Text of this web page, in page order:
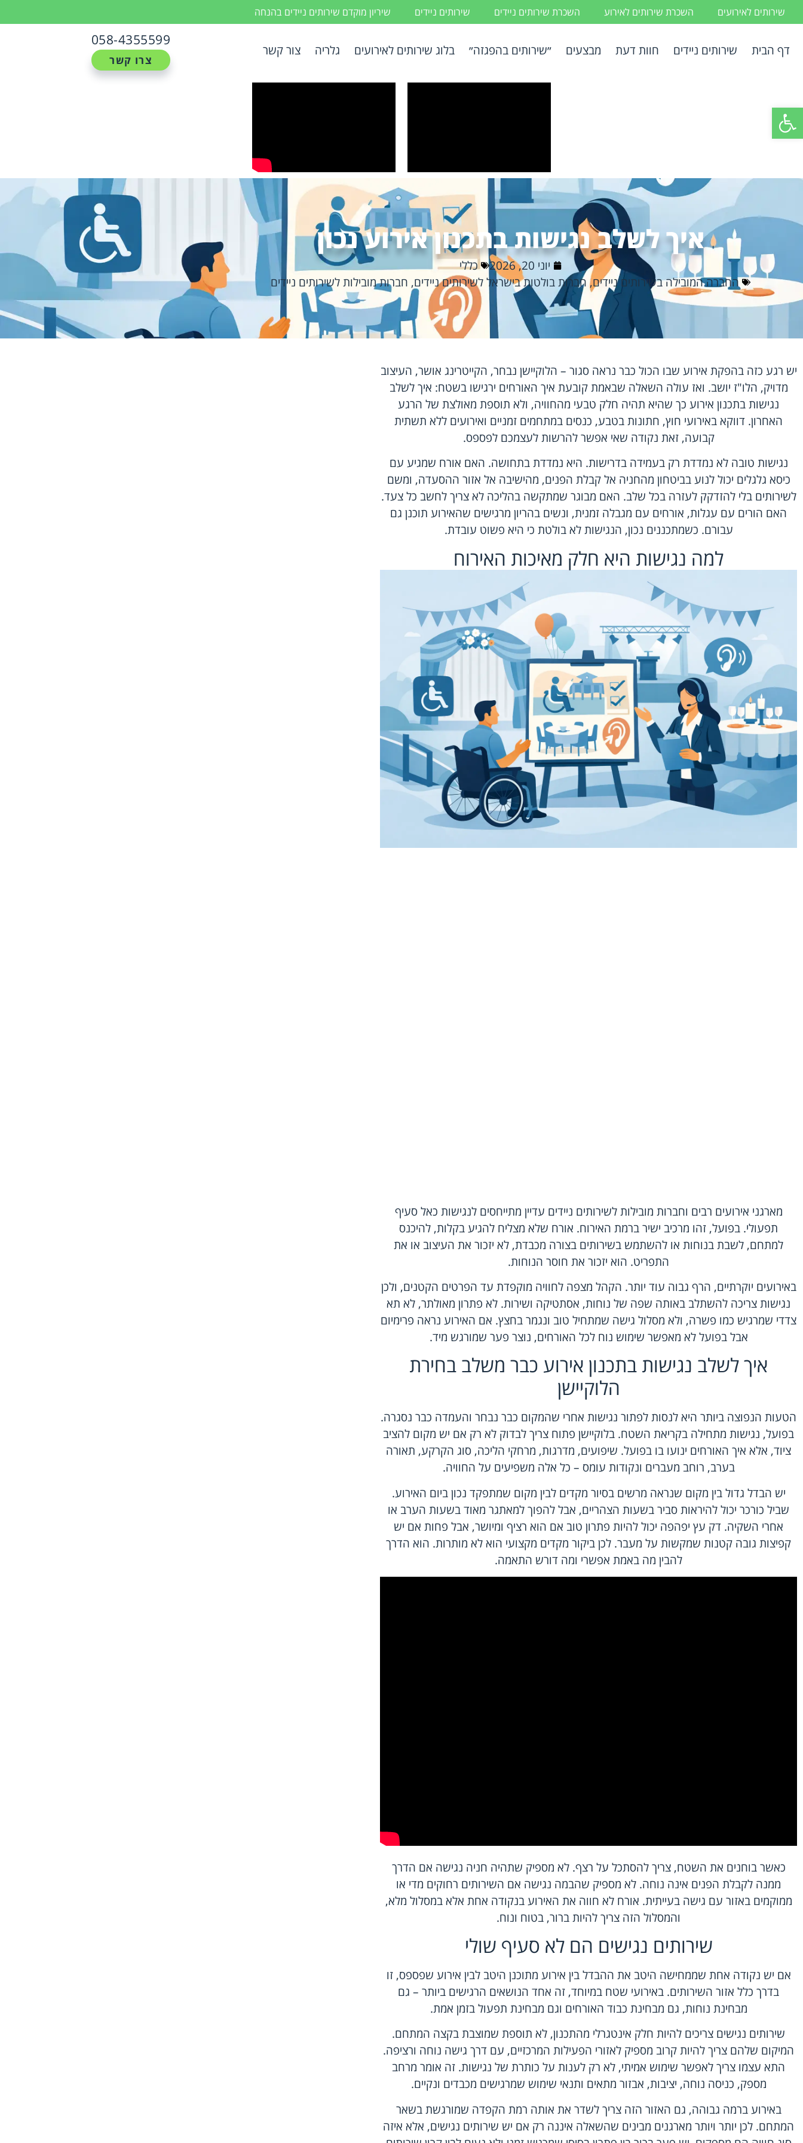
פתח סרגל נגישות
שירותים לאירועים השכרת שירותים לאירוע השכרת שירותים ניידים שירותים ניידים שיריון מוקדם שירותים ניידים בהנחה
דף הבית שירותים ניידים חוות דעת מבצעים ״שירותים בהפגזה״ בלוג שירותים לאירועים גלריה צור קשר
058-4355599
צרו קשר
איך לשלב נגישות בתכנון אירוע נכון
יוני 20, 2026
כללי
החברה המובילה בשירותים ניידים, חברות בולטות בישראל לשירותים ניידים, חברות מובילות לשירותים ניידים
יש רגע כזה בהפקת אירוע שבו הכול כבר נראה סגור – הלוקיישן נבחר, הקייטרינג אושר, העיצוב
מדויק, הלו"ז יושב. ואז עולה השאלה שבאמת קובעת איך האורחים ירגישו בשטח: איך לשלב
נגישות בתכנון אירוע כך שהיא תהיה חלק טבעי מהחוויה, ולא תוספת מאולצת של הרגע
האחרון. דווקא באירועי חוץ, חתונות בטבע, כנסים במתחמים זמניים ואירועים ללא תשתית
קבועה, זאת נקודה שאי אפשר להרשות לעצמכם לפספס.
נגישות טובה לא נמדדת רק בעמידה בדרישות. היא נמדדת בתחושה. האם אורח שמגיע עם
כיסא גלגלים יכול לנוע בביטחון מהחניה אל קבלת הפנים, מהישיבה אל אזור ההסעדה, ומשם
לשירותים בלי להזדקק לעזרה בכל שלב. האם מבוגר שמתקשה בהליכה לא צריך לחשב כל צעד.
האם הורים עם עגלות, אורחים עם מגבלה זמנית, ונשים בהריון מרגישים שהאירוע תוכנן גם
עבורם. כשמתכננים נכון, הנגישות לא בולטת כי היא פשוט עובדת.
למה נגישות היא חלק מאיכות האירוח
מארגני אירועים רבים וחברות מובילות לשירותים ניידים עדיין מתייחסים לנגישות כאל סעיף
תפעולי. בפועל, זהו מרכיב ישיר ברמת האירוח. אורח שלא מצליח להגיע בקלות, להיכנס
למתחם, לשבת בנוחות או להשתמש בשירותים בצורה מכבדת, לא יזכור את העיצוב או את
התפריט. הוא יזכור את חוסר הנוחות.
באירועים יוקרתיים, הרף גבוה עוד יותר. הקהל מצפה לחוויה מוקפדת עד הפרטים הקטנים, ולכן
נגישות צריכה להשתלב באותה שפה של נוחות, אסתטיקה ושירות. לא פתרון מאולתר, לא תא
צדדי שמרגיש כמו פשרה, ולא מסלול גישה שמתחיל טוב ונגמר בחצץ. אם האירוע נראה פרימיום
אבל בפועל לא מאפשר שימוש נוח לכל האורחים, נוצר פער שמורגש מיד.
איך לשלב נגישות בתכנון אירוע כבר משלב בחירת
הלוקיישן
הטעות הנפוצה ביותר היא לנסות לפתור נגישות אחרי שהמקום כבר נבחר והעמדה כבר נסגרה.
בפועל, נגישות מתחילה בקריאת השטח. בלוקיישן פתוח צריך לבדוק לא רק אם יש מקום להציב
ציוד, אלא איך האורחים ינועו בו בפועל. שיפועים, מדרגות, מרחקי הליכה, סוג הקרקע, תאורה
בערב, רוחב מעברים ונקודות עומס – כל אלה משפיעים על החוויה.
יש הבדל גדול בין מקום שנראה מרשים בסיור מקדים לבין מקום שמתפקד נכון ביום האירוע.
שביל כורכר יכול להיראות סביר בשעות הצהריים, אבל להפוך למאתגר מאוד בשעות הערב או
אחרי השקיה. דק עץ יפהפה יכול להיות פתרון טוב אם הוא רציף ומיושר, אבל פחות אם יש
קפיצות גובה קטנות שמקשות על מעבר. לכן ביקור מקדים מקצועי הוא לא מותרות. הוא הדרך
להבין מה באמת אפשרי ומה דורש התאמה.
כאשר בוחנים את השטח, צריך להסתכל על רצף. לא מספיק שתהיה חניה נגישה אם הדרך
ממנה לקבלת הפנים אינה נוחה. לא מספיק שהבמה נגישה אם השירותים רחוקים מדי או
ממוקמים באזור עם גישה בעייתית. אורח לא חווה את האירוע בנקודה אחת אלא במסלול מלא,
והמסלול הזה צריך להיות ברור, בטוח ונוח.
שירותים נגישים הם לא סעיף שולי
אם יש נקודה אחת שממחישה היטב את ההבדל בין אירוע מתוכנן היטב לבין אירוע שפספס, זו
בדרך כלל אזור השירותים. באירועי שטח במיוחד, זה אחד הנושאים הרגישים ביותר – גם
מבחינת נוחות, גם מבחינת כבוד האורחים וגם מבחינת תפעול בזמן אמת.
שירותים נגישים צריכים להיות חלק אינטגרלי מהתכנון, לא תוספת שמוצבת בקצה המתחם.
המיקום שלהם צריך להיות קרוב מספיק לאזורי הפעילות המרכזיים, עם דרך גישה נוחה ורציפה.
התא עצמו צריך לאפשר שימוש אמיתי, לא רק לענות על כותרת של נגישות. זה אומר מרחב
מספק, כניסה נוחה, יציבות, אבזור מתאים ותנאי שימוש שמרגישים מכבדים ונקיים.
באירוע ברמה גבוהה, גם האזור הזה צריך לשדר את אותה רמת הקפדה שמורגשת בשאר
המתחם. לכן יותר ויותר מארגנים מבינים שהשאלה איננה רק אם יש שירותים נגישים, אלא איזה